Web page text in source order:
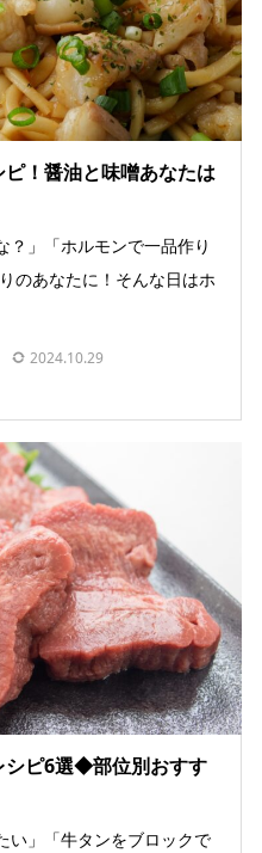
！醤油と味噌あなたは
？」「ホルモンで一品作り
のあなたに！そんな日はホ
2024.10.29
シピ6選◆部位別おすす
い」「牛タンをブロックで